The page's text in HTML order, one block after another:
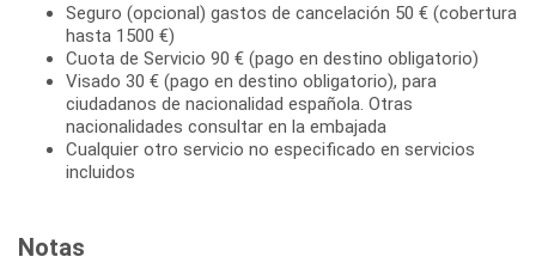
Seguro (opcional) gastos de cancelación 50 € (cobertura
hasta 1500 €)
Cuota de Servicio 90 € (pago en destino obligatorio)
Visado 30 € (pago en destino obligatorio), para
ciudadanos de nacionalidad española. Otras
nacionalidades consultar en la embajada
Cualquier otro servicio no especificado en servicios
incluidos
Notas